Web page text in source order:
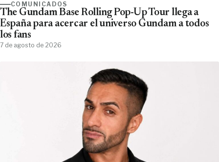
COMUNICADOS
The Gundam Base Rolling Pop-Up Tour llega a
España para acercar el universo Gundam a todos
los fans
7 de agosto de 2026